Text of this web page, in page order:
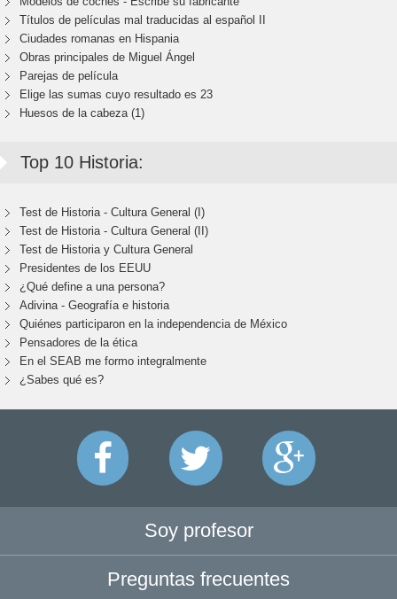
Títulos de películas mal traducidas al español II
Ciudades romanas en Hispania
Obras principales de Miguel Ángel
Parejas de película
Elige las sumas cuyo resultado es 23
Huesos de la cabeza (1)
Top 10 Historia:
Test de Historia - Cultura General (I)
Test de Historia - Cultura General (II)
Test de Historia y Cultura General
Presidentes de los EEUU
¿Qué define a una persona?
Adivina - Geografía e historia
Quiénes participaron en la independencia de México
Pensadores de la ética
En el SEAB me formo integralmente
¿Sabes qué es?
Soy profesor
Preguntas frecuentes